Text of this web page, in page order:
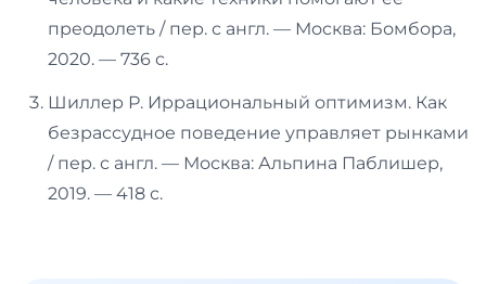
преодолеть / пер. с англ. — Москва: Бомбора,
2020. — 736 с.
Шиллер Р. Иррациональный оптимизм. Как
безрассудное поведение управляет рынками
/ пер. с англ. — Москва: Альпина Паблишер,
2019. — 418 с.